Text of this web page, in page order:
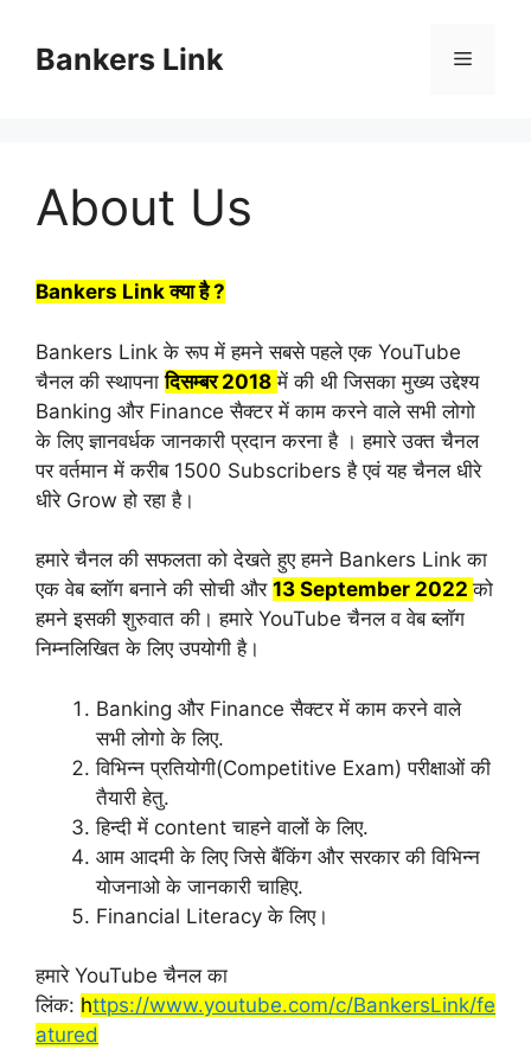
contentBankers Link Menu
About Us
Bankers Linkक्या है ?
Bankers Link के रूप में हमने सबसे पहले एक YouTube
चैनल की स्थापनादिसम्बर 2018 में की थी जिसका मुख्य उद्देश्य
Banking और Finance सैक्टर में काम करने वाले सभी लोगो
के लिए ज्ञानवर्धक जानकारी प्रदान करना है । हमारे उक्त चैनल
पर वर्तमान में करीब 1500 Subscribers है एवं यह चैनल धीरे
धीरे Grow हो रहा है।
हमारे चैनल की सफलता को देखते हुए हमने Bankers Link का
एक वेब ब्लॉग बनाने की सोची और 13 September 2022को
हमने इसकी शुरुवात की। हमारे YouTube चैनल व वेब ब्लॉग
निम्नलिखित के लिए उपयोगी है।
Banking और Finance सैक्टर में काम करने वाले
सभी लोगो के लिए.
विभिन्न प्रतियोगी(Competitive Exam) परीक्षाओं की
तैयारी हेतु.
हिन्दी में content चाहने वालों के लिए.
आम आदमी के लिए जिसे बैंकिंग और सरकार की विभिन्न
योजनाओ के जानकारी चाहिए.
Financial Literacy के लिए।
हमारे YouTube चैनल का
लिंक: https://www.youtube.com/c/BankersLink/fe
atured